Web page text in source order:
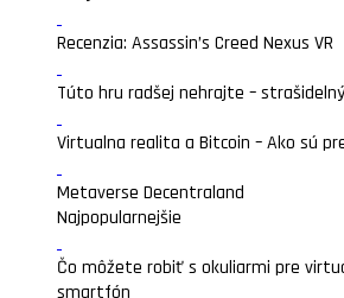
Recenzia: Assassin’s Creed Nexus VR
Túto hru radšej nehrajte –
Virtualna realita a Bitcoin – Ako sú
Metaverse Decentraland
Najpopularnejšie
Čo môžete robiť s okuliarmi pre
smartfón